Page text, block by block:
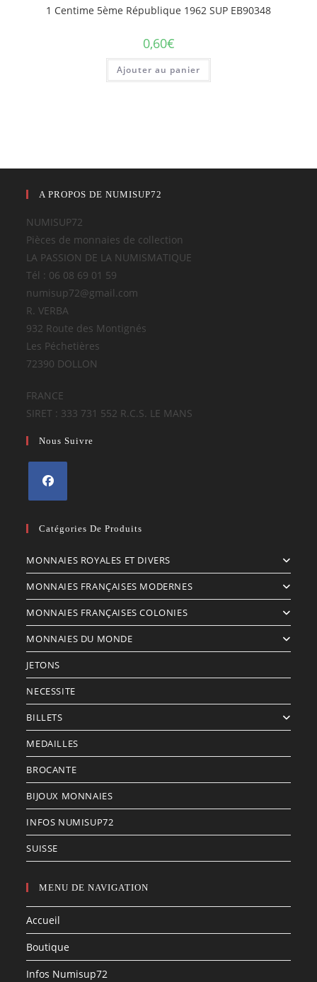
1 Centime 5ème République 1962 SUP EB90348
0,60€
Ajouter au panier
A PROPOS DE NUMISUP72
NUMISUP72
Pièces de monnaies de collection
LA PASSION DE LA NUMISMATIQUE
Tél : 06 08 69 01 59
numisup72@gmail.com
R. VERBA
932 Route des Montignés
Les Péchetières
72390 DOLLON
FRANCE
SIRET : 333 731 552 R.C.S. LE MANS
Nous Suivre
dans
nouvel
Catégories De Produits
MONNAIES ROYALES ET DIVERS
MONNAIES FRANÇAISES MODERNES
MONNAIES FRANÇAISES COLONIES
MONNAIES DU MONDE
JETONS
NECESSITE
BILLETS
MEDAILLES
BROCANTE
BIJOUX MONNAIES
INFOS NUMISUP72
SUISSE
MENU DE NAVIGATION
Accueil
Boutique
Infos Numisup72